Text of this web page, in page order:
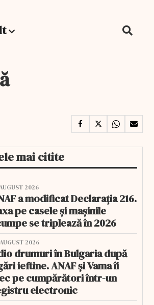
mai citite
2026
a modificat Declarația 216.
pe casele și mașinile
se triplează în 2026
2026
drumuri în Bulgaria după
ieftine. ANAF și Vama îi
pe cumpărători într-un
electronic